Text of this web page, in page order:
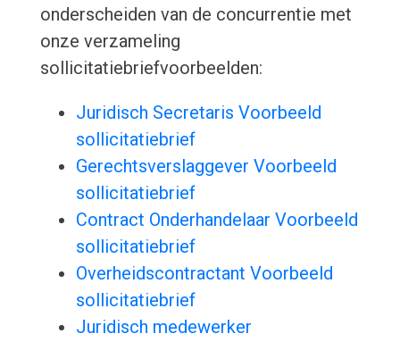
onderscheiden van de concurrentie met
onze verzameling
sollicitatiebriefvoorbeelden:
Juridisch Secretaris Voorbeeld
sollicitatiebrief
Gerechtsverslaggever Voorbeeld
sollicitatiebrief
Contract Onderhandelaar Voorbeeld
sollicitatiebrief
Overheidscontractant Voorbeeld
sollicitatiebrief
Juridisch medewerker